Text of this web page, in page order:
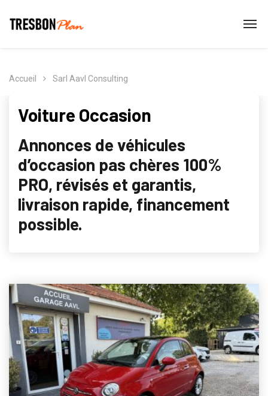
Accueil Sarl Aavl Consulting
Voiture Occasion
Annonces de véhicules
d’occasion pas chères 100%
PRO, révisés et garantis,
livraison rapide, financement
possible.